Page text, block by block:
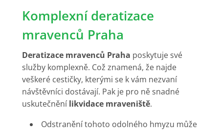
Komplexní deratizace
mravenců Praha
Deratizace mravenců Praha poskytuje své
služby komplexně. Což znamená, že najde
veškeré cestičky, kterými se k vám nezvaní
návštěvníci dostávají. Pak je pro ně snadné
uskutečnění likvidace mraveniště.
Odstranění tohoto odolného hmyzu může